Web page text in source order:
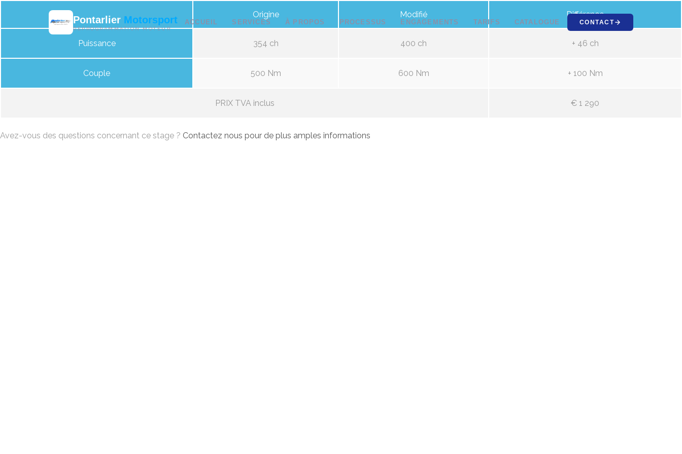
Pontarlier Motorsport
REPROGRAMMATION MOTEUR
ACCUEIL SERVICES À PROPOS PROCESSUS ENGAGEMENTS TARIFS CATALOGUE CONTACT
Origine Modifié Différence
Puissance 354 ch 400 ch + 46 ch
Couple 500 Nm 600 Nm + 100 Nm
PRIX TVA inclus € 1 290
Avez-vous des questions concernant ce stage ? Contactez nous pour de plus amples informations